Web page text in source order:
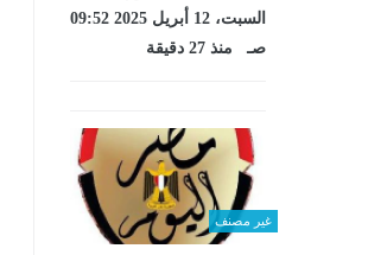
السبت، 12 أبريل 2025 09:52
صـ منذ 27 دقيقة
غير مصنف